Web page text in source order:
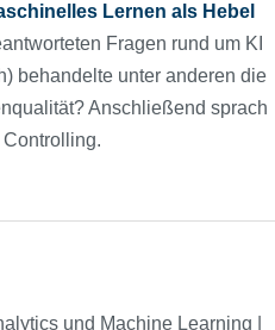
Lernen als Hebel
Fragen rund um KI
behandelte unter anderen die
Anschließend sprach
und Machine Learning |